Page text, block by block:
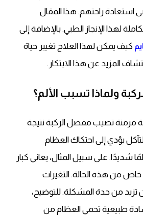
استعادة راحتهم. هذا المقال
لهذا الإنجاز الطبي. بالإضافة إلى
كيف يمكن لهذا العلاج تغيير حياة
المزيد عن هذا الابتكار.
ولماذا تسبب الألم؟
مزمنة تصيب مفصل الركبة نتيجة
يؤدي إلى احتكاك العظام
شديدًا. على سبيل المثال، يعاني كبار
من هذه الحالة. التغيرات
تزيد من حدة المشكلة. للتوضيح،
طبيعية تحمي العظام من